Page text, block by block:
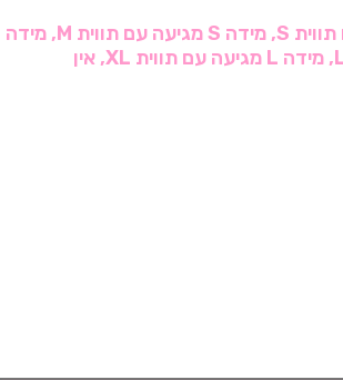
מידה XS מגיעה עם תווית S, מידה S מגיעה עם תווית M, מידה
M מגיעה עם תווית L, מידה L מגיעה עם תווית XL, אין